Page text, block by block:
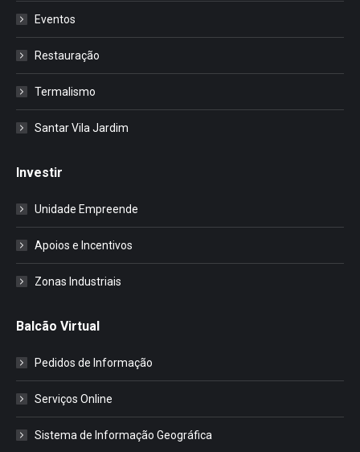
Eventos
Restauração
Termalismo
Santar Vila Jardim
Investir
Unidade Empreende
Apoios e Incentivos
Zonas Industriais
Balcão Virtual
Pedidos de Informação
Serviços Online
Sistema de Informação Geográfica